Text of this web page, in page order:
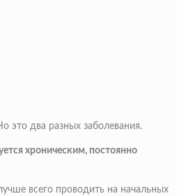
это два разных заболевания.
хроническим, постоянно
всего проводить на начальных